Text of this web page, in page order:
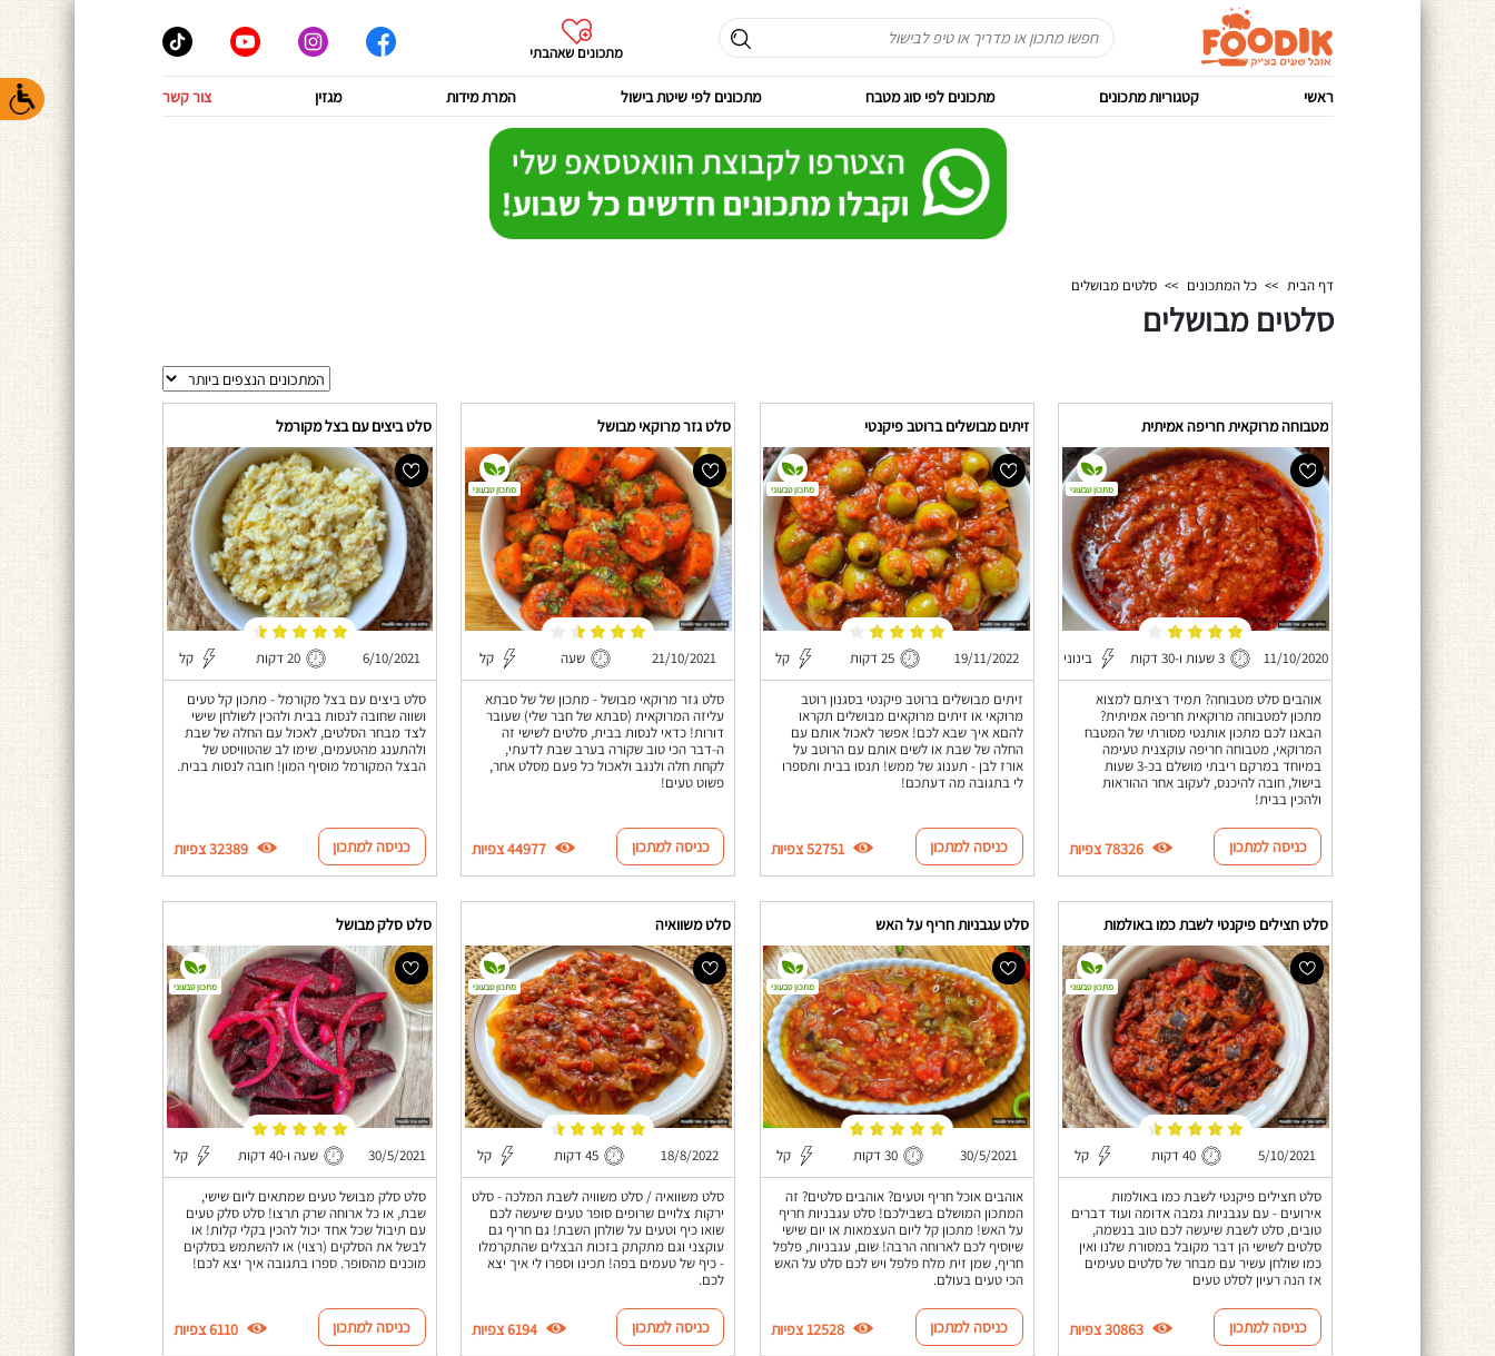
מתכונים שאהבתי
ראשי קטגוריות מתכונים מתכונים לפי סוג מטבח מתכונים לפי שיטת בישול המרת מידות מגזין צור קשר
דף הבית >> כל המתכונים >> סלטים מבושלים
סלטים מבושלים
מטבוחה מרוקאית חריפה אמיתית
11/10/2020 3 שעות ו-30 דקות בינוני
אוהבים סלט מטבוחה? תמיד רציתם למצוא
מתכון למטבוחה מרוקאית חריפה אמיתית?
הבאנו לכם מתכון אותנטי מסורתי של המטבח
המרוקאי, מטבוחה חריפה עוקצנית טעימה
במיוחד במרקם ריבתי מושלם בכ-3 שעות
בישול, חובה להיכנס, לעקוב אחר ההוראות
ולהכין בבית!
מתכון טבעוני
כניסה למתכון 78326 צפיות
זיתים מבושלים ברוטב פיקנטי
19/11/2022 25 דקות קל
זיתים מבושלים ברוטב פיקנטי בסגנון רוטב
מרוקאי או זיתים מרוקאים מבושלים תקראו
להםא איך שבא לכם! אפשר לאכול אותם עם
החלה של שבת או לשים אותם עם הרוטב על
אורז לבן - תענוג של ממש! תנסו בבית ותספרו
לי בתגובה מה דעתכם!
מתכון טבעוני
כניסה למתכון 52751 צפיות
סלט גזר מרוקאי מבושל
21/10/2021 שעה קל
סלט גזר מרוקאי מבושל - מתכון של של סבתא
עליזה המרוקאית (סבתא של חבר שלי) שעובר
דורות! כדאי לנסות בבית, סלטים לשישי זה
ה-דבר הכי טוב שקורה בערב שבת לדעתי,
לקחת חלה ולנגב ולאכול כל פעם מסלט אחר,
פשוט טעים!
מתכון טבעוני
כניסה למתכון 44977 צפיות
סלט ביצים עם בצל מקורמל
6/10/2021 20 דקות קל
סלט ביצים עם בצל מקורמל - מתכון קל טעים
ושווה שחובה לנסות בבית ולהכין לשולחן שישי
לצד מבחר הסלטים, לאכול עם החלה של שבת
ולהתענג מהטעמים, שימו לב שהטוויסט של
הבצל המקורמל מוסיף המון! חובה לנסות בבית.
כניסה למתכון 32389 צפיות
סלט חצילים פיקנטי לשבת כמו באולמות
5/10/2021 40 דקות קל
סלט חצילים פיקנטי לשבת כמו באולמות
אירועים - עם עגבניות גמבה אדומה ועוד דברים
טובים, סלט לשבת שיעשה לכם טוב בנשמה,
סלטים לשישי הן דבר מקובל במסורת שלנו ואין
כמו שולחן עשיר עם מבחר של סלטים טעימים
אז הנה רעיון לסלט טעים
מתכון טבעוני
כניסה למתכון 30863 צפיות
סלט עגבניות חריף על האש
30/5/2021 30 דקות קל
אוהבים אוכל חריף וטעים? אוהבים סלטים? זה
המתכון המושלם בשבילכם! סלט עגבניות חריף
על האש! מתכון קל ליום העצמאות או יום שישי
שיוסיף לכם לארוחה הרבה! שום, עגבניות, פלפל
חריף, שמן זית מלח פלפל ויש לכם סלט על האש
הכי טעים בעולם.
מתכון טבעוני
כניסה למתכון 12528 צפיות
סלט משוואיה
18/8/2022 45 דקות קל
סלט משוואיה / סלט משוויה לשבת המלכה - סלט
ירקות צלויים שרופים סופר טעים שיעשה לכם
שואו כיף וטעים על שולחן השבת! גם חריף גם
עוקצני וגם מתקתק בזכות הבצלים שהתקרמלו
- כיף של טעמים בפה! תכינו וספרו לי איך יצא
לכם.
מתכון טבעוני
כניסה למתכון 6194 צפיות
סלט סלק מבושל
30/5/2021 שעה ו-40 דקות קל
סלט סלק מבושל טעים שמתאים ליום שישי,
שבת, או כל ארוחה שרק תרצו! סלט סלק טעים
עם תיבול שכל אחד יכול להכין בקלי קלות! או
לבשל את הסלקים (רצוי) או להשתמש בסלקים
מוכנים מהסופר. ספרו בתגובה איך יצא לכם!
מתכון טבעוני
כניסה למתכון 6110 צפיות